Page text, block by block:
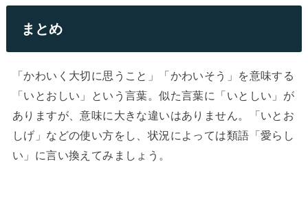
まとめ
「かわいく大切に思うこと」「かわいそう」を意味する
「いとおしい」という言葉。似た言葉に「いとしい」が
ありますが、意味に大きな違いはありません。「いとお
しげ」などの使い方をし、状況によっては類語「愛らし
い」に言い換えてみましょう。